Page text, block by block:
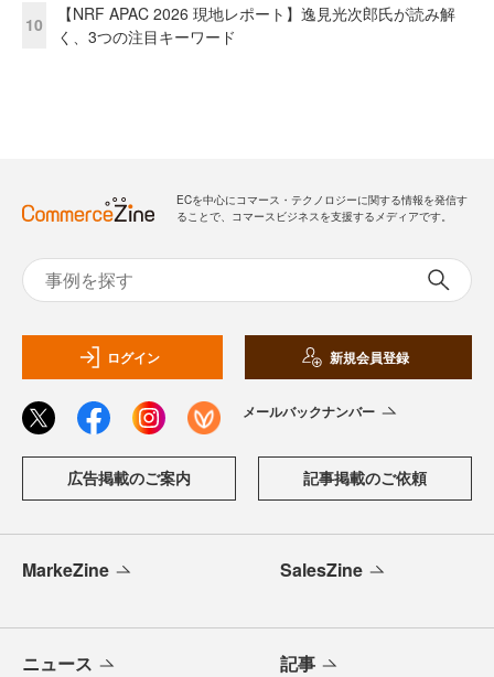
10
【NRF APAC 2026 現地レポート】逸見光次郎氏が読み解
く、3つの注目キーワード
ECを中心にコマース・テクノロジーに関する情報を発信す
ることで、コマースビジネスを支援するメディアです。
ログイン 新規会員登録
メールバックナンバー
広告掲載のご案内 記事掲載のご依頼
MarkeZine SalesZine
ニュース 記事